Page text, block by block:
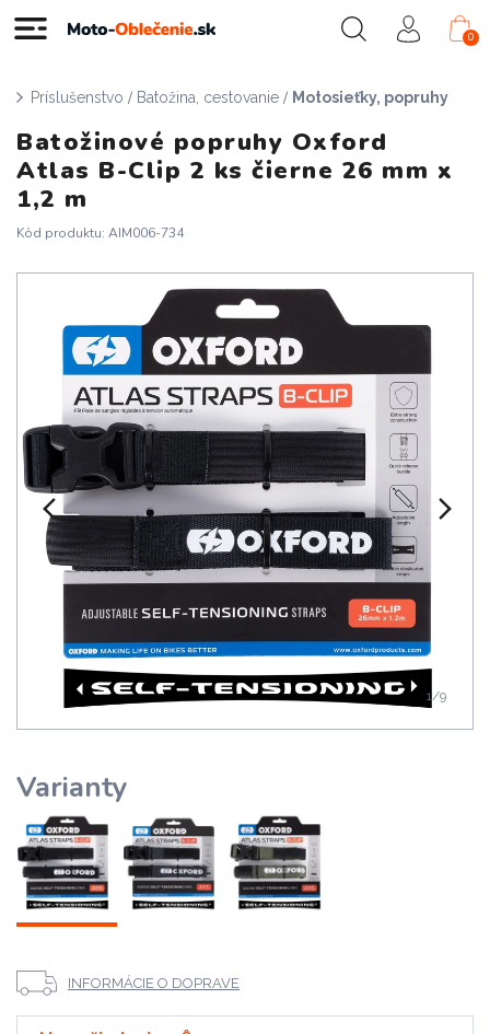
0
Príslušenstvo / Batožina, cestovanie / Motosieťky, popruhy
Batožinové popruhy Oxford
Atlas B-Clip 2 ks čierne 26 mm x
1,2 m
Kód produktu: AIM006-734
1/9
Varianty
INFORMÁCIE O DOPRAVE